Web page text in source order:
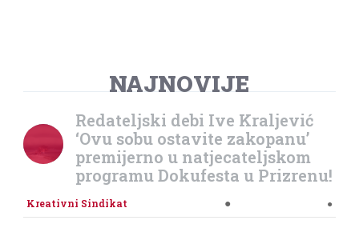
NAJNOVIJE
Redateljski debi Ive Kraljević
‘Ovu sobu ostavite zakopanu’
premijerno u natjecateljskom
programu Dokufesta u Prizrenu!
Kreativni Sindikat ● ●